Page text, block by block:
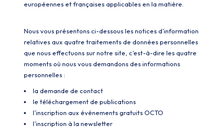
européennes et françaises applicables en la matière.
Nous vous présentons ci-dessous les notices d’information
relatives aux quatre traitements de données personnelles
que nous effectuons sur notre site, c’est-à-dire les quatre
moments où nous vous demandons des informations
personnelles :
la demande de contact
le téléchargement de publications
l’inscription aux événements gratuits OCTO
l’inscription à la newsletter